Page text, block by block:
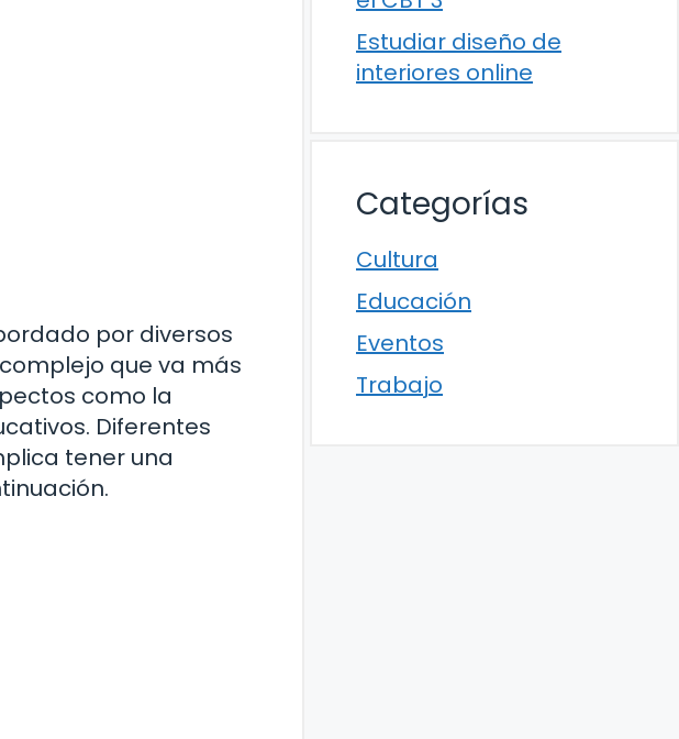
por diversos
que va más
como la
Diferentes
tener una
Estudiar diseño de
interiores online
Categorías
Cultura
Educación
Eventos
Trabajo